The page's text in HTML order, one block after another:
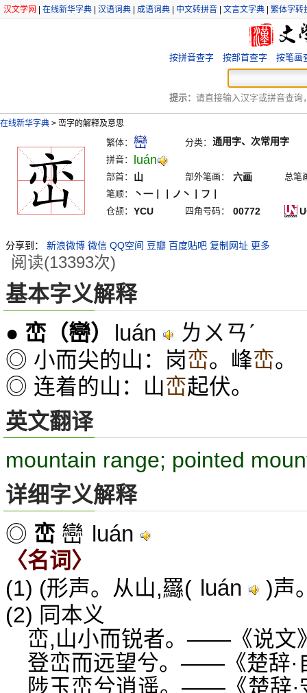
汉文学网 在线新华字典 汉语词典 成语词典 中文转拼音 文言文字典 繁体字转
按拼音查字 按部首查字 按笔画
提示： 请直接输入汉字或拼音查询
在线新华字典 > 峦字的解释及意思
繁体： 巒 分类： 通用字、次常用字
拼音： luán
部首： 山 部外笔画： 六画
总笔
笔顺：
丶一丨丨ノ丶丨フ丨
仓颉： YCU 四角号码： 00772
分享到： 新浪微博 微信 QQ空间 豆瓣 百度贴吧 复制网址 更多
阅读(13393次)
基本字义解释
● 峦 （巒） luán ㄌㄨㄢˊ
◎ 小而尖的山：岗峦。峰峦。
◎ 连着的山：山峦起伏。
英文翻译
mountain range; pointed
详细字义解释
◎ 峦 巒 luán
〈名词〉
(1) (形声。从山,羉( luán
)声
(2) 同本义
峦,山小而锐者。——《说文
登峦而远望兮。——《楚辞·
陟玉峦兮逍遥。——《楚辞·